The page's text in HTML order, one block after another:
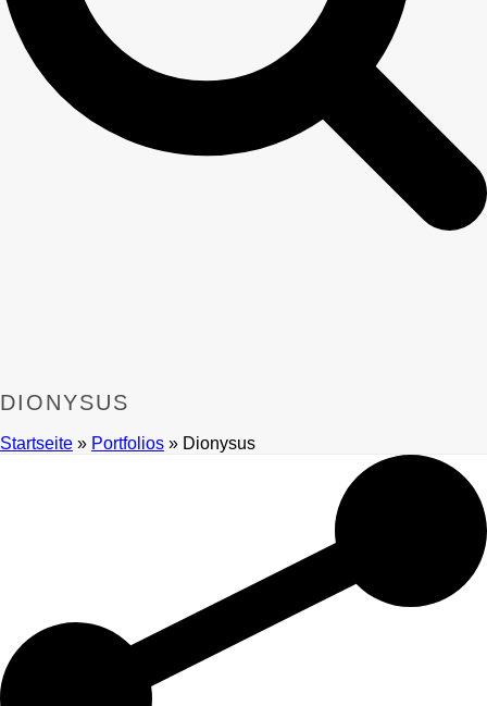
DIONYSUS
Startseite » Portfolios » Dionysus